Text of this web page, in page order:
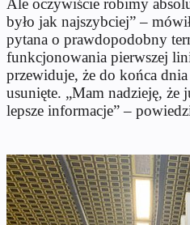
Ale oczywiście robimy
było jak najszybciej” –
pytana o prawdopodobny
funkcjonowania pierwszej
przewiduje, że do końca
usunięte. „Mam nadzieję, że
lepsze informacje” –